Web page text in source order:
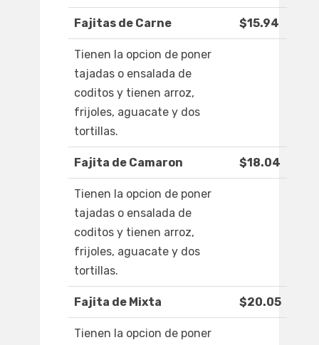
Fajitas de Carne $15.94
Tienen la opcion de poner
tajadas o ensalada de
coditos y tienen arroz,
frijoles, aguacate y dos
tortillas.
Fajita de Camaron $18.04
Tienen la opcion de poner
tajadas o ensalada de
coditos y tienen arroz,
frijoles, aguacate y dos
tortillas.
Fajita de Mixta $20.05
Tienen la opcion de poner